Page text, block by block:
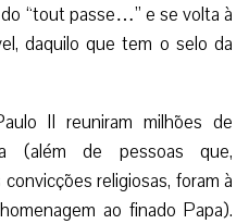
“tout passe…” e se volta à
daquilo que tem o selo da
II reuniram milhões de
(além de pessoas que,
religiosas, foram à
ao finado Papa).